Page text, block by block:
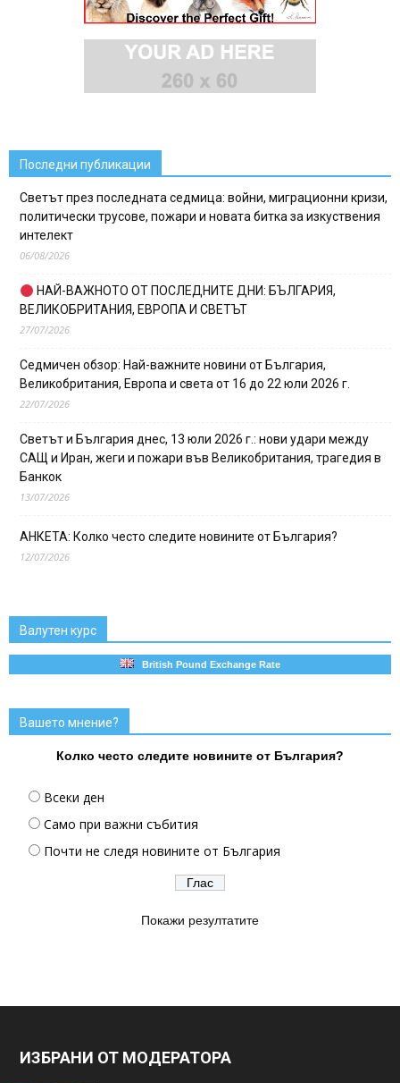
Последни публикации
Светът през последната седмица: войни, миграционни кризи,
политически трусове, пожари и новата битка за изкуствения
интелект
06/08/2026
НАЙ-ВАЖНОТО ОТ ПОСЛЕДНИТЕ ДНИ: БЪЛГАРИЯ,
ВЕЛИКОБРИТАНИЯ, ЕВРОПА И СВЕТЪТ
27/07/2026
Седмичен обзор: Най-важните новини от България,
Великобритания, Европа и света от 16 до 22 юли 2026 г.
22/07/2026
Светът и България днес, 13 юли 2026 г.: нови удари между
САЩ и Иран, жеги и пожари във Великобритания, трагедия в
Банкок
13/07/2026
АНКЕТА: Колко често следите новините от България?
12/07/2026
Валутен курс
British Pound Exchange Rate
Вашето мнение?
Колко често следите новините от България?
Всеки ден
Само при важни събития
Почти не следя новините от България
Покажи резултатите
ИЗБРАНИ ОТ МОДЕРАТОРА